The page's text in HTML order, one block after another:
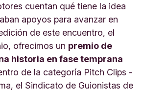
cuentan qué tiene la idea
apoyos para avanzar en
de este encuentro, el
ofrecimos un premio de
historia en fase temprana
de la categoría Pitch Clips -
el Sindicato de Guionistas de